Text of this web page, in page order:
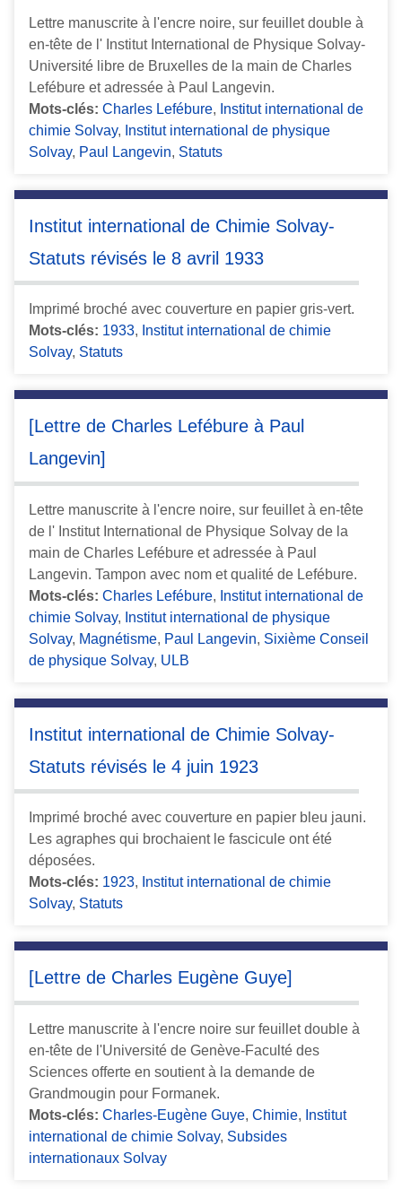
Lettre manuscrite à l'encre noire, sur feuillet double à
en-tête de l' Institut International de Physique Solvay-
Université libre de Bruxelles de la main de Charles
Lefébure et adressée à Paul Langevin.
Mots-clés: Charles Lefébure, Institut international de
chimie Solvay, Institut international de physique
Solvay, Paul Langevin, Statuts
Institut international de Chimie Solvay-
Statuts révisés le 8 avril 1933
Imprimé broché avec couverture en papier gris-vert.
Mots-clés: 1933, Institut international de chimie
Solvay, Statuts
[Lettre de Charles Lefébure à Paul
Langevin]
Lettre manuscrite à l'encre noire, sur feuillet à en-tête
de l' Institut International de Physique Solvay de la
main de Charles Lefébure et adressée à Paul
Langevin. Tampon avec nom et qualité de Lefébure.
Mots-clés: Charles Lefébure, Institut international de
chimie Solvay, Institut international de physique
Solvay, Magnétisme, Paul Langevin, Sixième Conseil
de physique Solvay, ULB
Institut international de Chimie Solvay-
Statuts révisés le 4 juin 1923
Imprimé broché avec couverture en papier bleu jauni.
Les agraphes qui brochaient le fascicule ont été
déposées.
Mots-clés: 1923, Institut international de chimie
Solvay, Statuts
[Lettre de Charles Eugène Guye]
Lettre manuscrite à l'encre noire sur feuillet double à
en-tête de l'Université de Genève-Faculté des
Sciences offerte en soutient à la demande de
Grandmougin pour Formanek.
Mots-clés: Charles-Eugène Guye, Chimie, Institut
international de chimie Solvay, Subsides
internationaux Solvay